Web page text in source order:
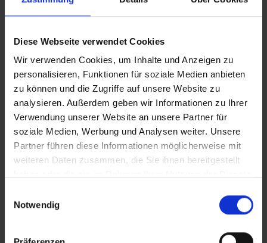
Diese Webseite verwendet Cookies
Wir verwenden Cookies, um Inhalte und Anzeigen zu
personalisieren, Funktionen für soziale Medien anbieten
zu können und die Zugriffe auf unsere Website zu
analysieren. Außerdem geben wir Informationen zu Ihrer
Verwendung unserer Website an unsere Partner für
soziale Medien, Werbung und Analysen weiter. Unsere
Partner führen diese Informationen möglicherweise mit
weiteren Daten zusammen, die Sie ihnen bereitgestellt
Notwendig
Spind Evolo PLUS, 1 Abteil, Abteilbreite 400 mm,
hochwertiger Einbrennbeschichtung…